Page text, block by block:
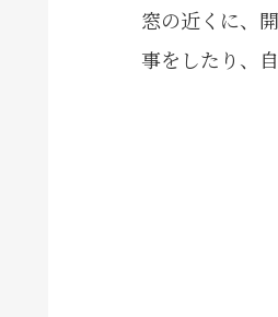
窓の近くに、
事をしたり、